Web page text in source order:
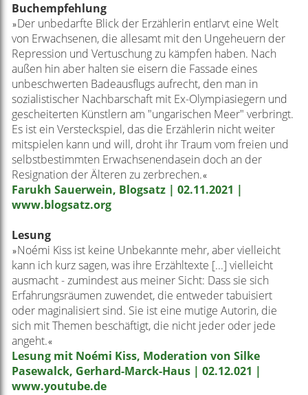
Buchempfehlung
»Der unbedarfte Blick der Erzählerin entlarvt eine Welt
von Erwachsenen, die allesamt mit den Ungeheuern der
Repression und Vertuschung zu kämpfen haben. Nach
außen hin aber halten sie eisern die Fassade eines
unbeschwerten Badeausflugs aufrecht, den man in
sozialistischer Nachbarschaft mit Ex-Olympiasiegern und
gescheiterten Künstlern am "ungarischen Meer" verbringt.
Es ist ein Versteckspiel, das die Erzählerin nicht weiter
mitspielen kann und will, droht ihr Traum vom freien und
selbstbestimmten Erwachsenendasein doch an der
Resignation der Älteren zu zerbrechen.«
Farukh Sauerwein, Blogsatz | 02.11.2021 |
www.blogsatz.org
Lesung
»Noémi Kiss ist keine Unbekannte mehr, aber vielleicht
kann ich kurz sagen, was ihre Erzähltexte [...] vielleicht
ausmacht - zumindest aus meiner Sicht: Dass sie sich
Erfahrungsräumen zuwendet, die entweder tabuisiert
oder maginalisiert sind. Sie ist eine mutige Autorin, die
sich mit Themen beschäftigt, die nicht jeder oder jede
angeht.«
Lesung mit Noémi Kiss, Moderation von Silke
Pasewalck, Gerhard-Marck-Haus | 02.12.021 |
www.youtube.de